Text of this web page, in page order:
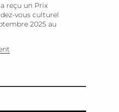
reçu un Prix
vous culturel
2025 au